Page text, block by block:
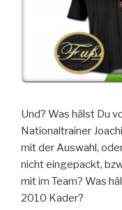
Und? Was hälst Du
Nationaltrainer
mit der Auswahl,
nicht eingepackt,
mit im Team? Was
2010 Kader?